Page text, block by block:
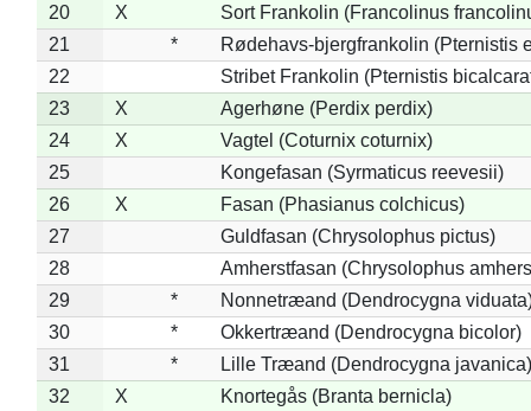
20
X
Sort Frankolin (Francolinus
21
*
Rødehavs-bjergfrankolin (Pternistis
22
Stribet Frankolin (Pternistis
23
X
Agerhøne (Perdix perdix)
24
X
Vagtel (Coturnix coturnix)
25
Kongefasan (Syrmaticus reevesii)
26
X
Fasan (Phasianus colchicus)
27
Guldfasan (Chrysolophus pictus)
28
Amherstfasan (Chrysolophus
29
*
Nonnetræand (Dendrocygna
30
*
Okkertræand (Dendrocygna bicolor)
31
*
Lille Træand (Dendrocygna javanica)
32
X
Knortegås (Branta bernicla)